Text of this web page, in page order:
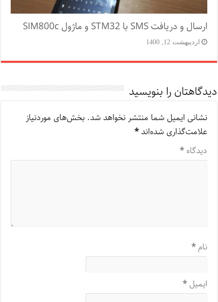
ارسال و دریافت SMS با STM32 و ماژول SIM800c
اردیبهشت 12, 1400
دیدگاهتان را بنویسید
نشانی ایمیل شما منتشر نخواهد شد. بخش‌های موردنیاز
علامت‌گذاری شده‌اند*
دیدگاه*
نام*
ایمیل*